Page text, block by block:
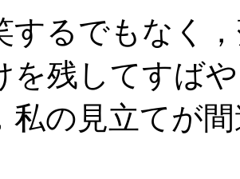
するでもなく
を残してすば
私の見立てが